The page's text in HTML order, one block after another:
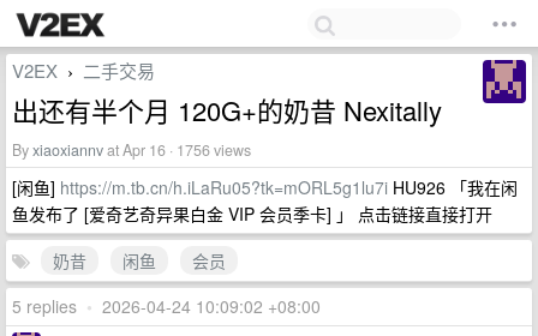
V2EX › 二手交易
出还有半个月 120G+的奶昔 Nexitally
Byxiaoxiannvat Apr 16 · 1756 views
[闲鱼] https://m.tb.cn/h.iLaRu05?tk=mORL5g1lu7i HU926 「我在闲
鱼发布了 [爱奇艺奇异果白金 VIP 会员季卡] 」 点击链接直接打开
奶昔
闲鱼
会员
5 replies • 2026-04-24 10:09:02 +08:00